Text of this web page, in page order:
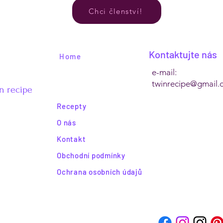
Chci členství!
recipe
Home Kontaktujte nás
e-mail:
Recepty
O nás
Kontakt
Obchodní podmínky
Ochrana osobních údajů